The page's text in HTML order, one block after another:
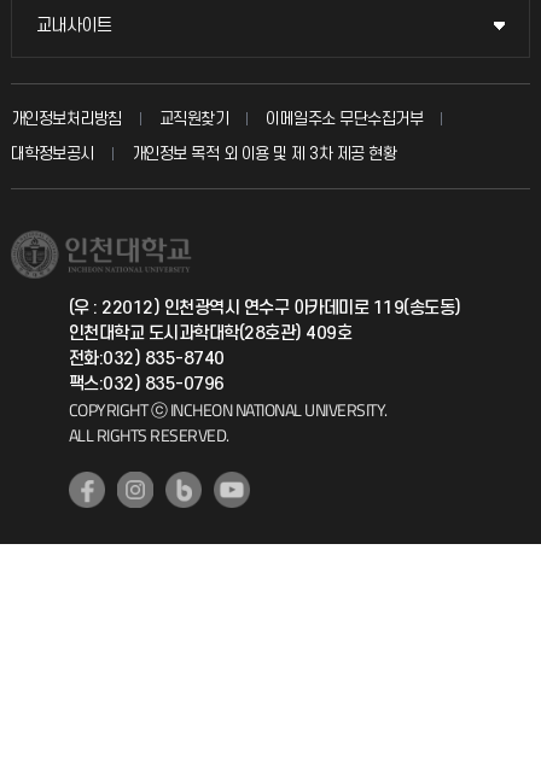
입학안내
취업정보(학생)
칭찬마당
학생서비스 지킴이
국방헬프콜
총동문회
교내사이트
교내사이트
교수회
교육혁신본부
국제지원과
공자아카데미
기초교육원
개인정보처리방침 교직원찾기
이메일주소 무단수집거부
대학정보공시
개인정보 목적 외 이용 및 제 3차 제공 현황
(우 : 22012) 인천광역시 연수구 아카데미로 119(송도동)
인천대학교 도시과학대학(28호관) 409호
전화:032) 835-8740
팩스:032) 835-0796
COPYRIGHT ⓒ INCHEON NATIONAL UNIVERSITY.
ALL RIGHTS RESERVED.